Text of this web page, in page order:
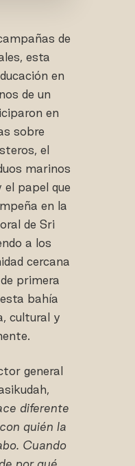
de
esta
en
de un
en
sobre
el
marinos
el papel que
en la
de Sri
a los
cercana
primera
bahía
cultural y
general
diferente
quién la
Cuando